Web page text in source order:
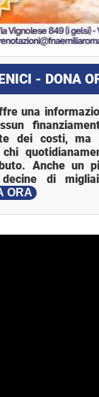
- DONA
una
dei costi, ma
Anche un
di
ORA